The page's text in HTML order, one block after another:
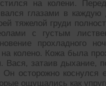
на колени.
глазами в
тяжелой груди
с густым
прохладного
колено. Кожа была
Вася, затаив
Он осторожно
ощущались как